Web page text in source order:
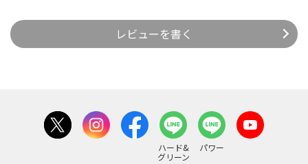
レビューを書く
ハード&
グリーン
パワー